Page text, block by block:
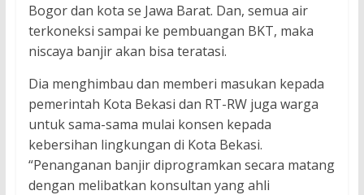
Bogor dan kota se Jawa Barat. Dan, semua air
terkoneksi sampai ke pembuangan BKT, maka
niscaya banjir akan bisa teratasi.
Dia menghimbau dan memberi masukan kepada
pemerintah Kota Bekasi dan RT-RW juga warga
untuk sama-sama mulai konsen kepada
kebersihan lingkungan di Kota Bekasi.
“Penanganan banjir diprogramkan secara matang
dengan melibatkan konsultan yang ahli